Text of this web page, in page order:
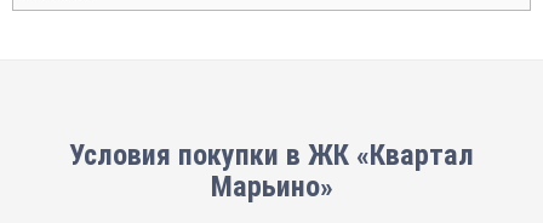
Условия покупки в ЖК «Квартал
Марьино»